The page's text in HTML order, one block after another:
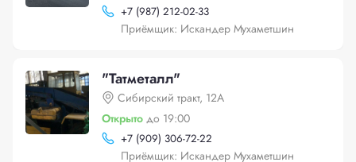
+7 (987) 212-02-33
Приёмщик: Искандер Мухаметшин
"Татметалл"
Сибирский тракт, 12А
Открыто до 19:00
+7 (909) 306-72-22
Приёмщик: Искандер Мухаметшин